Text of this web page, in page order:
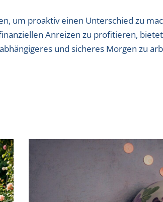
um proaktiv einen Unterschied zu
Anreizen zu profitieren,
und sicheres Morgen zu